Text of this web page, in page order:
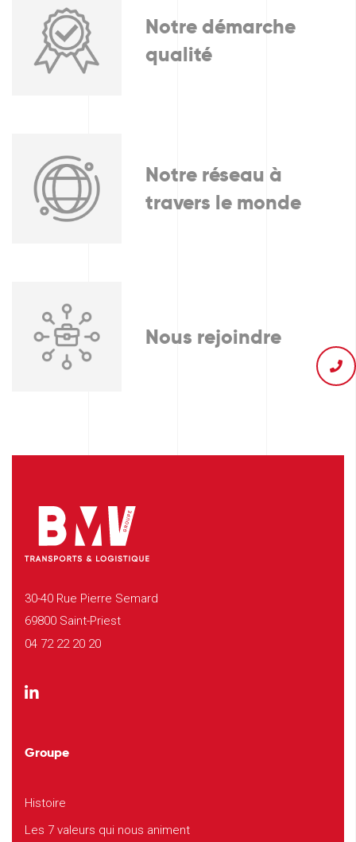
Notre démarche
qualité
Notre réseau à
travers le monde
Nous rejoindre
30-40 Rue Pierre Semard
69800 Saint-Priest
04 72 22 20 20
Groupe
Histoire
Les 7 valeurs qui nous animent